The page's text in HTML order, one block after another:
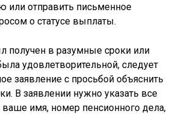
или отправить письменное
о статусе выплаты.
получен в разумные сроки или
удовлетворительной, следует
заявление с просьбой объяснить
В заявлении нужно указать все
имя, номер пенсионного дела,